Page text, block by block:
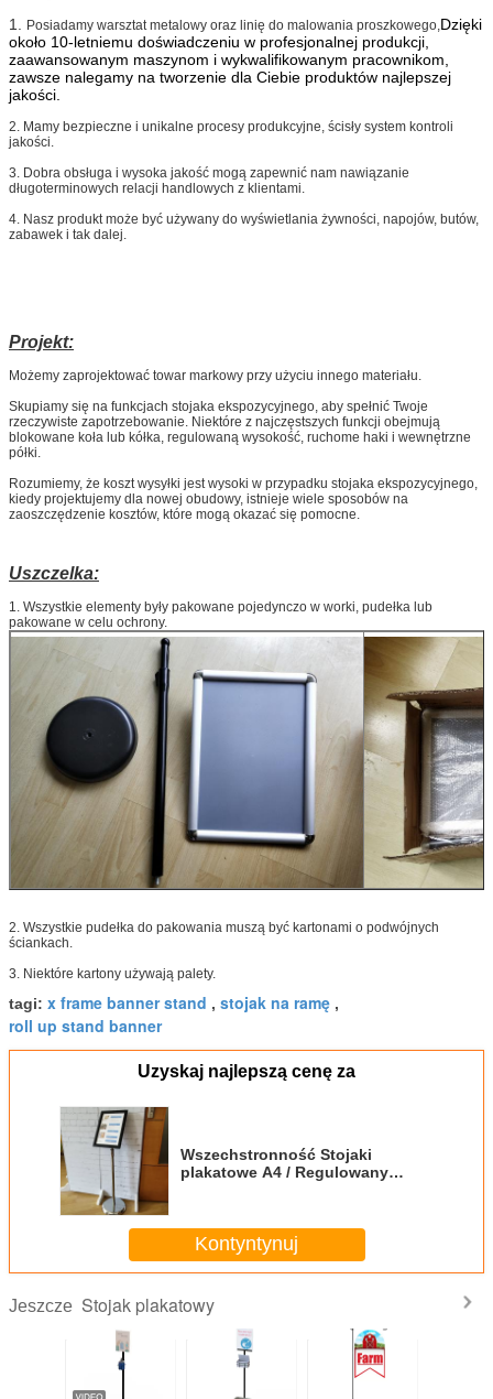
1. Posiadamy warsztat metalowy oraz linię do malowania proszkowego,Dzięki
około 10-letniemu doświadczeniu w profesjonalnej produkcji,
zaawansowanym maszynom i wykwalifikowanym pracownikom,
zawsze nalegamy na tworzenie dla Ciebie produktów najlepszej
jakości.
2. Mamy bezpieczne i unikalne procesy produkcyjne, ścisły system kontroli
jakości.
3. Dobra obsługa i wysoka jakość mogą zapewnić nam nawiązanie
długoterminowych relacji handlowych z klientami.
4. Nasz produkt może być używany do wyświetlania żywności, napojów, butów,
zabawek i tak dalej.
Projekt:
Możemy zaprojektować towar markowy przy użyciu innego materiału.
Skupiamy się na funkcjach stojaka ekspozycyjnego, aby spełnić Twoje
rzeczywiste zapotrzebowanie. Niektóre z najczęstszych funkcji obejmują
blokowane koła lub kółka, regulowaną wysokość, ruchome haki i wewnętrzne
półki.
Rozumiemy, że koszt wysyłki jest wysoki w przypadku stojaka ekspozycyjnego,
kiedy projektujemy dla nowej obudowy, istnieje wiele sposobów na
zaoszczędzenie kosztów, które mogą okazać się pomocne.
Uszczelka:
1. Wszystkie elementy były pakowane pojedynczo w worki, pudełka lub
pakowane w celu ochrony.
2. Wszystkie pudełka do pakowania muszą być kartonami o podwójnych
ściankach.
3. Niektóre kartony używają palety.
tagi: x frame banner stand , stojak na ramę ,
roll up stand banner
Uzyskaj najlepszą cenę za
Wszechstronność Stojaki
plakatowe A4 / Regulowany
Kontyntynuj
Jeszcze Stojak plakatowy